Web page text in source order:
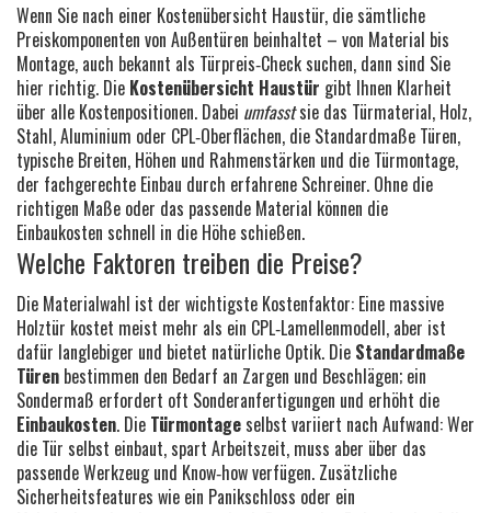
Wenn Sie nach einer Kostenübersicht Haustür, die sämtliche
Preiskomponenten von Außentüren beinhaltet – von Material bis
Montage, auch bekannt als Türpreis‑Check suchen, dann sind Sie
hier richtig. Die Kostenübersicht Haustür gibt Ihnen Klarheit
über alle Kostenpositionen. Dabei umfasstsie das Türmaterial, Holz,
Stahl, Aluminium oder CPL‑Oberflächen, die Standardmaße Türen,
typische Breiten, Höhen und Rahmenstärken und die Türmontage,
der fachgerechte Einbau durch erfahrene Schreiner. Ohne die
richtigen Maße oder das passende Material können die
Einbaukosten schnell in die Höhe schießen.
Welche Faktoren treiben die Preise?
Die Materialwahl ist der wichtigste Kostenfaktor: Eine massive
Holztür kostet meist mehr als ein CPL‑Lamellenmodell, aber ist
dafür langlebiger und bietet natürliche Optik. Die Standardmaße
Türen bestimmen den Bedarf an Zargen und Beschlägen; ein
Sondermaß erfordert oft Sonderanfertigungen und erhöht die
Einbaukosten. Die Türmontage selbst variiert nach Aufwand: Wer
die Tür selbst einbaut, spart Arbeitszeit, muss aber über das
passende Werkzeug und Know‑how verfügen. Zusätzliche
Sicherheitsfeatures wie ein Panikschloss oder ein